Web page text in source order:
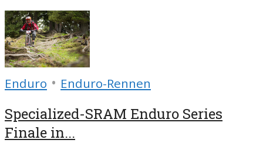
Enduro • Enduro-Rennen
Specialized-SRAM Enduro Series
Finale in...